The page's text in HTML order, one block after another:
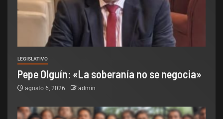
LEGISLATIVO
Pepe Olguín: «La soberanía no se negocia»
agosto 6, 2026 admin